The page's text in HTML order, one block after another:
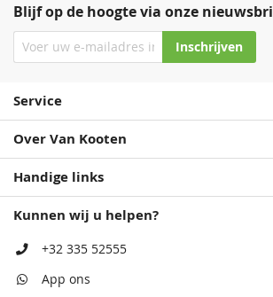
Blijf op de hoogte via onze
Inschrijven
Service
Over Van Kooten
Handige links
Kunnen wij u helpen?
+32 335 52555
App ons